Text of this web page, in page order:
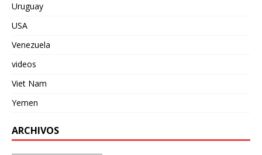
Uruguay
USA
Venezuela
videos
Viet Nam
Yemen
ARCHIVOS